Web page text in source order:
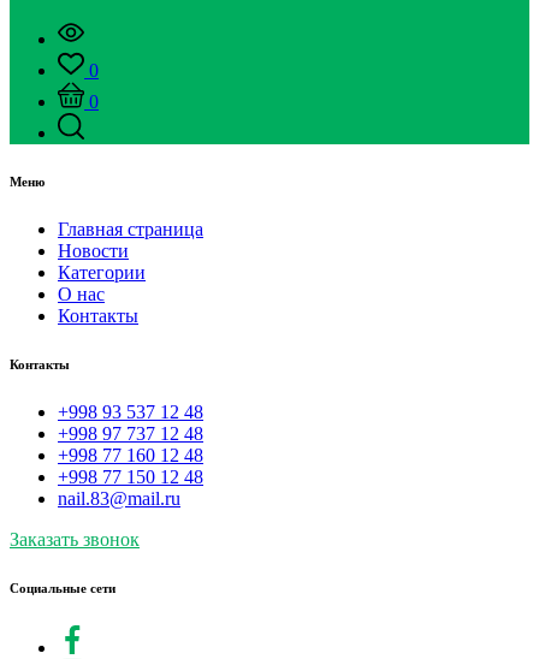
0
0
Меню
Главная страница
Новости
Категории
О нас
Контакты
Контакты
+998 93 537 12 48
+998 97 737 12 48
+998 77 160 12 48
+998 77 150 12 48
nail.83@mail.ru
Заказать звонок
Социальные сети